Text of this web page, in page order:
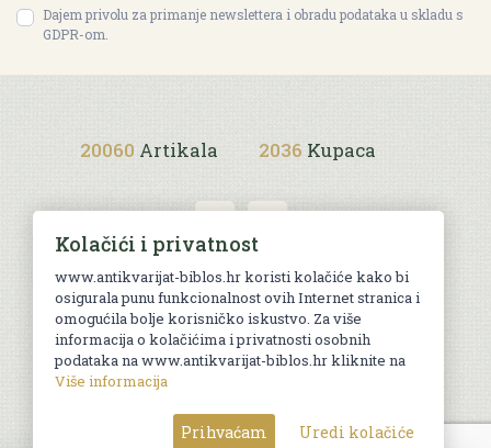
Dajem privolu za primanje newslettera i obradu podataka u skladu s
GDPR-om.
20060 Artikala 2036 Kupaca
Uvjeti kupnje
© Sva prava pridržana. Web by
Kolačići i privatnost
www.antikvarijat-biblos.hr koristi kolačiće kako bi
osigurala punu funkcionalnost ovih Internet stranica i
omogućila bolje korisničko iskustvo. Za više
informacija o kolačićima i privatnosti osobnih
podataka na www.antikvarijat-biblos.hr kliknite na
Više informacija
Prihvaćam Uredi kolačiće